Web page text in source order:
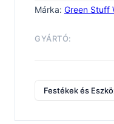
mennyiség
Márka: Green Stuff
GYÁRTÓ:
Festékek és